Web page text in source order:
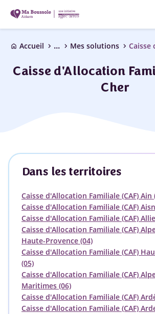
home Accueil chevron_right ... chevron_right Mes solutions chevron_right Caisse
Caisse d'Allocation
Cher
Dans les territoires
Caisse d'Allocation Familiale (CAF) Ain
Caisse d'Allocation Familiale (CAF)
Caisse d'Allocation Familiale (CAF)
Caisse d'Allocation Familiale (CAF)
Haute-Provence (04)
Caisse d'Allocation Familiale (CAF)
(05)
Caisse d'Allocation Familiale (CAF)
Maritimes (06)
Caisse d'Allocation Familiale (CAF)
Caisse d'Allocation Familiale (CAF)